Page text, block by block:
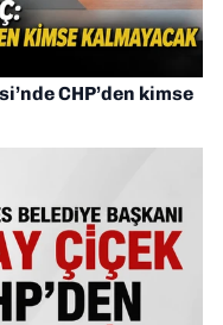
CHP’den kimse